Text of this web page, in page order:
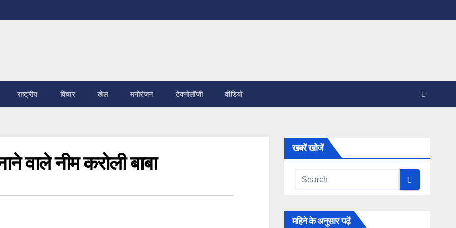
राष्ट्रीय विचार खेल मनोरंजन टेक्नोलॉजी वीडियो
वाले नीम करोली बाबा
खबरें खोजें
महिने के अनुसार पढ़ें